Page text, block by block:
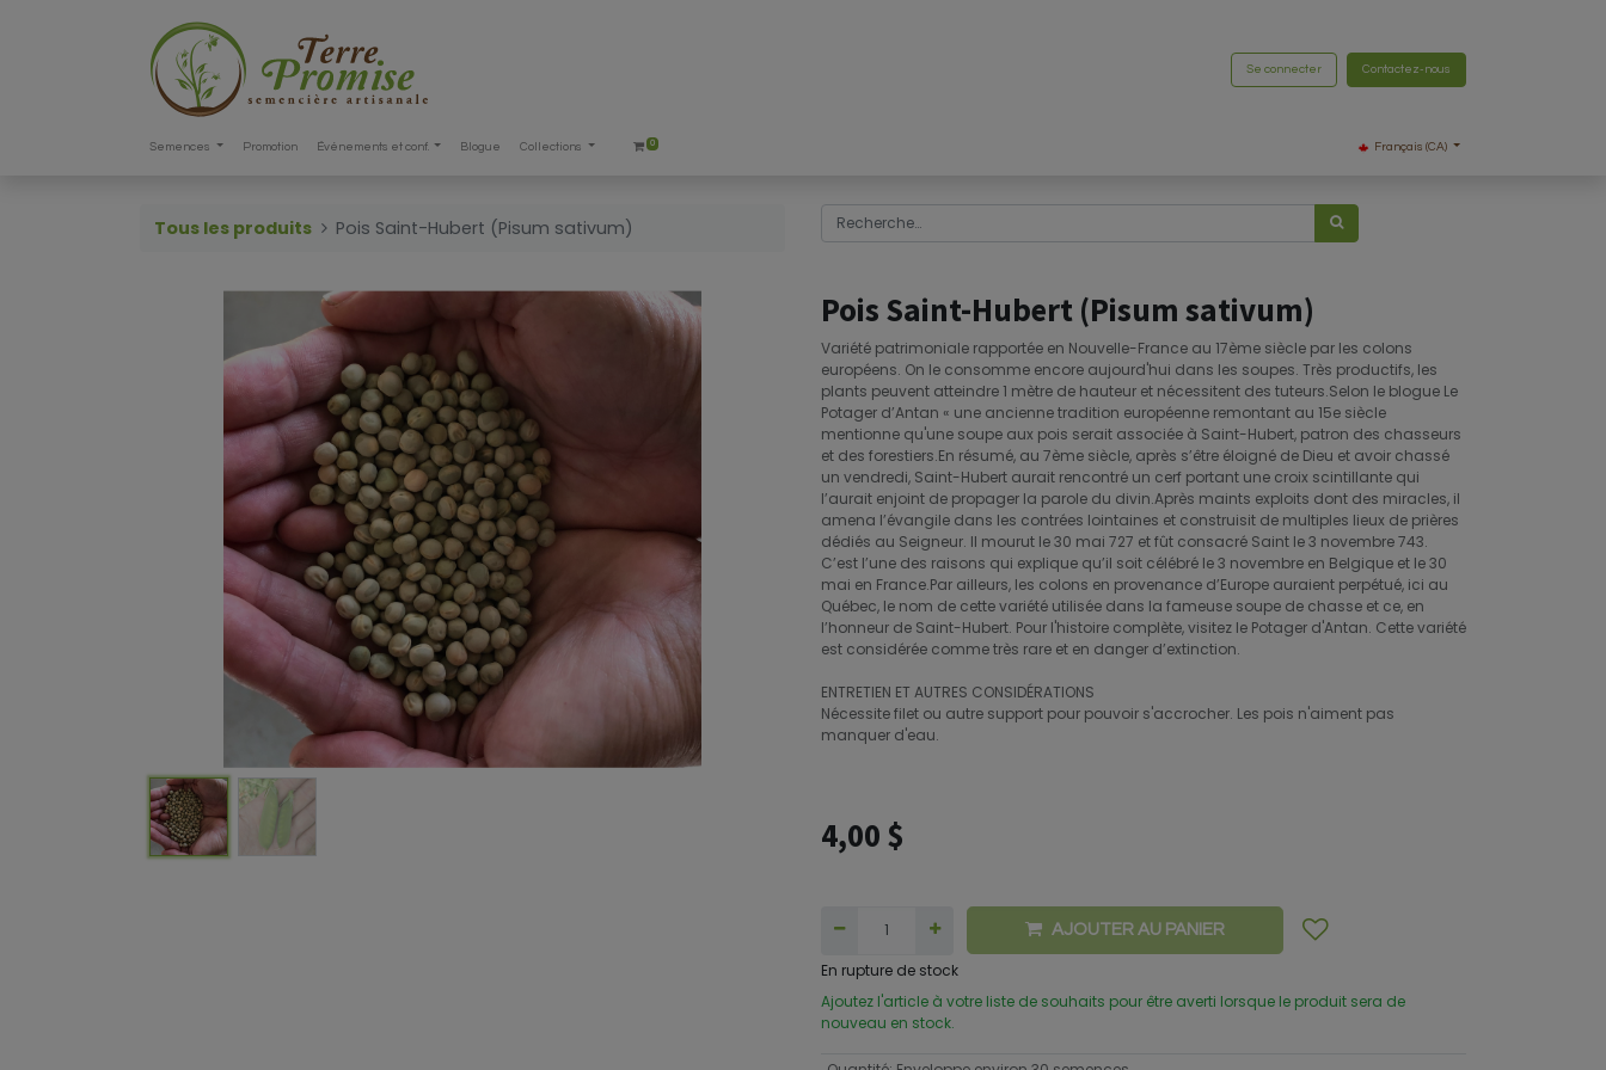
Se connecter Contactez-nous
Semences Promotion Événements et conf. Blogue Collections 0 Français (CA)
Tous les produits Pois Saint-Hubert (Pisum sativum)
Pois Saint-Hubert (Pisum sativum)
Variété patrimoniale rapportée en Nouvelle-France au 17ème siècle par les colons
européens. On le consomme encore aujourd'hui dans les soupes. Très productifs, les
plants peuvent atteindre 1 mètre de hauteur et nécessitent des tuteurs.Selon le blogue Le
Potager d’Antan « une ancienne tradition européenne remontant au 15e siècle
mentionne qu'une soupe aux pois serait associée à Saint-Hubert, patron des chasseurs
et des forestiers.En résumé, au 7ème siècle, après s’être éloigné de Dieu et avoir chassé
un vendredi, Saint-Hubert aurait rencontré un cerf portant une croix scintillante qui
l’aurait enjoint de propager la parole du divin.Après maints exploits dont des miracles, il
amena l’évangile dans les contrées lointaines et construisit de multiples lieux de prières
dédiés au Seigneur. Il mourut le 30 mai 727 et fût consacré Saint le 3 novembre 743.
C’est l’une des raisons qui explique qu’il soit célébré le 3 novembre en Belgique et le 30
mai en France.Par ailleurs, les colons en provenance d’Europe auraient perpétué, ici au
Québec, le nom de cette variété utilisée dans la fameuse soupe de chasse et ce, en
l’honneur de Saint-Hubert. Pour l'histoire complète, visitez le Potager d'Antan. Cette variété
est considérée comme très rare et en danger d’extinction.
ENTRETIEN ET AUTRES CONSIDÉRATIONS
Nécessite filet ou autre support pour pouvoir s'accrocher. Les pois n'aiment pas
manquer d'eau.
4,00 $
AJOUTER AU PANIER
En rupture de stock
Ajoutez l'article à votre liste de souhaits pour être averti lorsque le produit sera de
nouveau en stock.